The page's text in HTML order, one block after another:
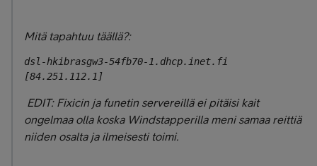
Mitä tapahtuu täällä?:
dsl-hkibrasgw3-54fb70-1.dhcp.inet.fi
[84.251.112.1]
EDIT: Fixicin ja funetin servereillä ei pitäisi kait
ongelmaa olla koska Windstapperilla meni samaa reittiä
niiden osalta ja ilmeisesti toimi.